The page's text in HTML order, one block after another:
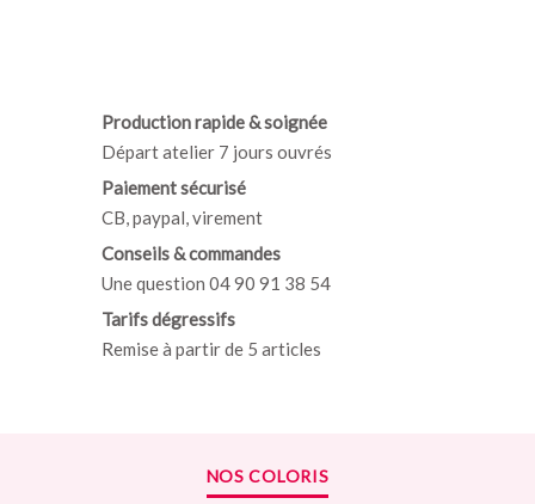
Production rapide & soignée
Départ atelier 7 jours ouvrés
Paiement sécurisé
CB, paypal, virement
Conseils & commandes
Une question 04 90 91 38 54
Tarifs dégressifs
Remise à partir de 5 articles
NOS COLORIS